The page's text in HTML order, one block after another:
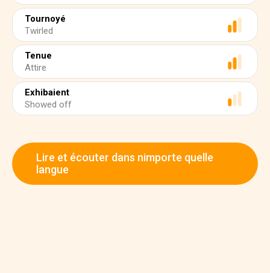
Tournoyé
Twirled
Tenue
Attire
Exhibaient
Showed off
Lire et écouter dans nimporte quelle
langue